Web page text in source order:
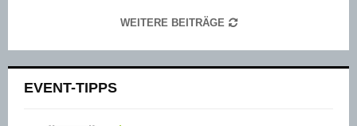
WEITERE BEITRÄGE
EVENT-TIPPS